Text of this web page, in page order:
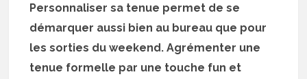
Personnaliser sa tenue permet de se
démarquer aussi bien au bureau que pour
les sorties du weekend. Agrémenter une
tenue formelle par une touche fun et